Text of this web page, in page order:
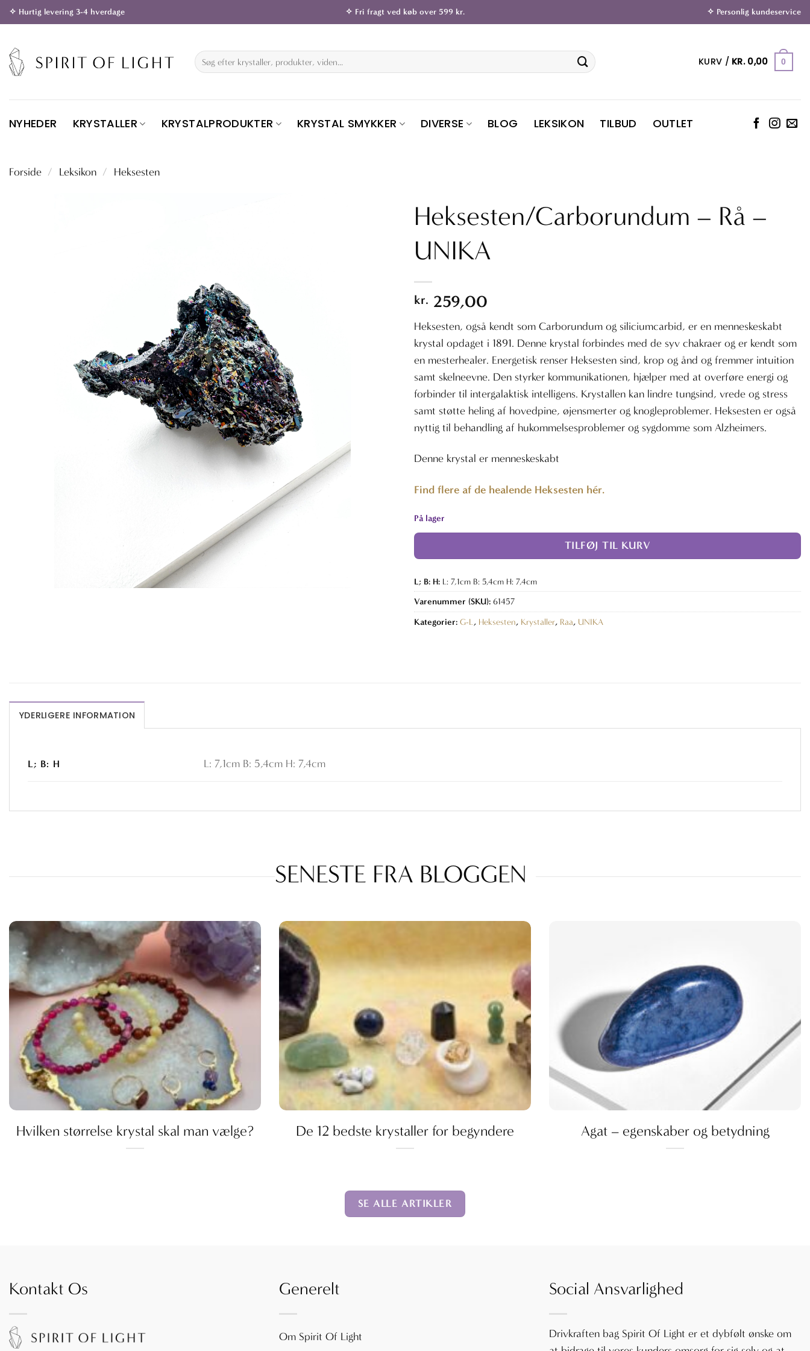
Fortsæt
til
✧ Hurtig levering 3-4 hverdage ✧ Fri fragt ved køb over 599 kr. ✧ Personlig kundeservice
Søg
efter:
KURV / KR.0,00 0
NYHEDER KRYSTALLER KRYSTALPRODUKTER KRYSTAL SMYKKER DIVERSE BLOG LEKSIKON TILBUD OUTLET
Forside / Leksikon / Heksesten
Heksesten/Carborundum – Rå –
UNIKA
kr. 259,00
Heksesten, også kendt som Carborundum og siliciumcarbid, er en menneskeskabt
krystal opdaget i 1891. Denne krystal forbindes med de syv chakraer og er kendt som
en mesterhealer. Energetisk renser Heksesten sind, krop og ånd og fremmer intuition
samt skelneevne. Den styrker kommunikationen, hjælper med at overføre energi og
forbinder til intergalaktisk intelligens. Krystallen kan lindre tungsind, vrede og stress
samt støtte heling af hovedpine, øjensmerter og knogleproblemer. Heksesten er også
nyttig til behandling af hukommelsesproblemer og sygdomme som Alzheimers.
Denne krystal er menneskeskabt
Find flere af de healende Heksesten hér.
På lager
TILFØJ TIL KURV
L; B: H: L: 7,1cm B: 5,4cm H: 7,4cm
Varenummer (SKU): 61457
Kategorier: G-L, Heksesten, Krystaller, Raa, UNIKA
YDERLIGERE INFORMATION
L; B: H L: 7,1cm B: 5,4cm H: 7,4cm
SENESTE FRA BLOGGEN
Hvilken størrelse krystal skal man vælge? De 12 bedste krystaller for begyndere Agat – egenskaber og betydning
SE ALLE ARTIKLER
Kontakt Os Generelt
Om Spirit Of Light
Social Ansvarlighed
Drivkraften bag Spirit Of Light er et dybfølt ønske om